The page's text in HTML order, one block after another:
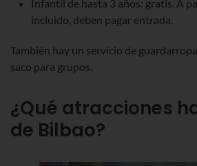
Infantil de hasta 3 años: gratis. A
incluido, deben pagar entrada.
También hay un servicio de
saco para grupos.
¿Qué atracciones
de Bilbao?